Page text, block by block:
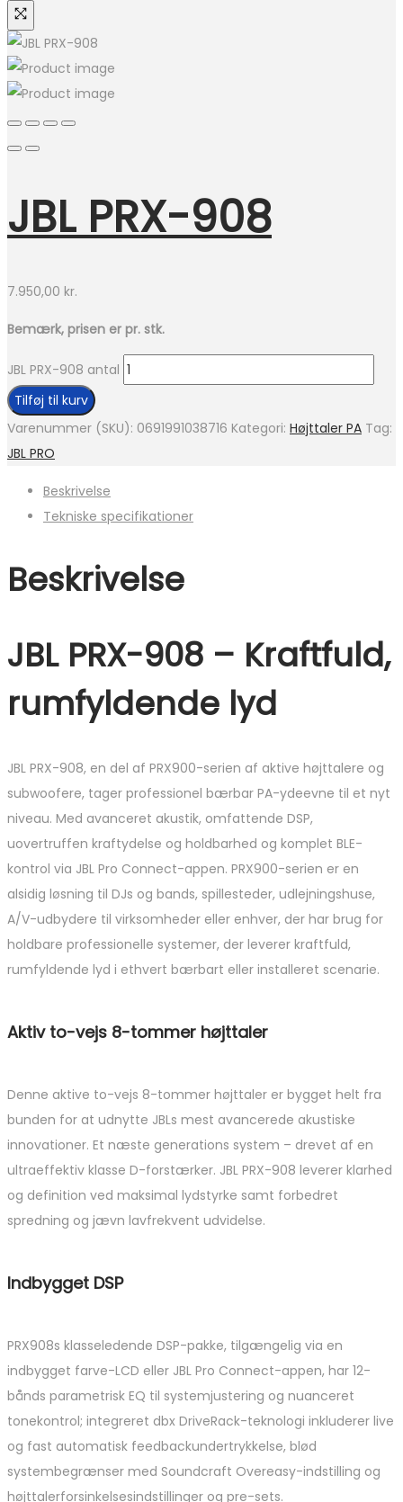
JBL PRX-908
7.950,00 kr.
Bemærk, prisen er pr. stk.
JBL PRX-908 antal
Tilføj til kurv
Varenummer (SKU): 0691991038716 Kategori: Højttaler PA Tag:
JBL PRO
Beskrivelse
Tekniske specifikationer
Beskrivelse
JBL PRX-908 – Kraftfuld,
rumfyldende lyd
JBL PRX-908, en del af PRX900-serien af aktive højttalere og
subwoofere, tager professionel bærbar PA-ydeevne til et nyt
niveau. Med avanceret akustik, omfattende DSP,
uovertruffen kraftydelse og holdbarhed og komplet BLE-
kontrol via JBL Pro Connect-appen. PRX900-serien er en
alsidig løsning til DJs og bands, spillesteder, udlejningshuse,
A/V-udbydere til virksomheder eller enhver, der har brug for
holdbare professionelle systemer, der leverer kraftfuld,
rumfyldende lyd i ethvert bærbart eller installeret scenarie.
Aktiv to-vejs 8-tommer højttaler
Denne aktive to-vejs 8-tommer højttaler er bygget helt fra
bunden for at udnytte JBLs mest avancerede akustiske
innovationer. Et næste generations system – drevet af en
ultraeffektiv klasse D-forstærker. JBL PRX-908 leverer klarhed
og definition ved maksimal lydstyrke samt forbedret
spredning og jævn lavfrekvent udvidelse.
Indbygget DSP
PRX908s klasseledende DSP-pakke, tilgængelig via en
indbygget farve-LCD eller JBL Pro Connect-appen, har 12-
bånds parametrisk EQ til systemjustering og nuanceret
tonekontrol; integreret dbx DriveRack-teknologi inkluderer live
og fast automatisk feedbackundertrykkelse, blød
systembegrænser med Soundcraft Overeasy-indstilling og
højttalerforsinkelsesindstillinger og pre-sets.